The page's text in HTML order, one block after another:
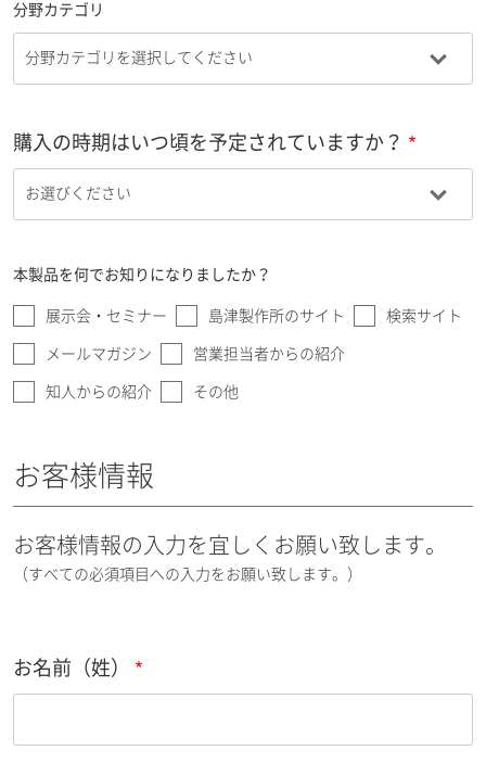
分野カテゴリ
購入の時期はいつ頃を予定されていますか？
本製品を何でお知りになりましたか？
展示会・セミナー 島津製作所のサイト 検索サイト
メールマガジン 営業担当者からの紹介
知人からの紹介 その他
お客様情報
お客様情報の入力を宜しくお願い致します。
（すべての必須項目への入力をお願い致します。）
お名前（姓）